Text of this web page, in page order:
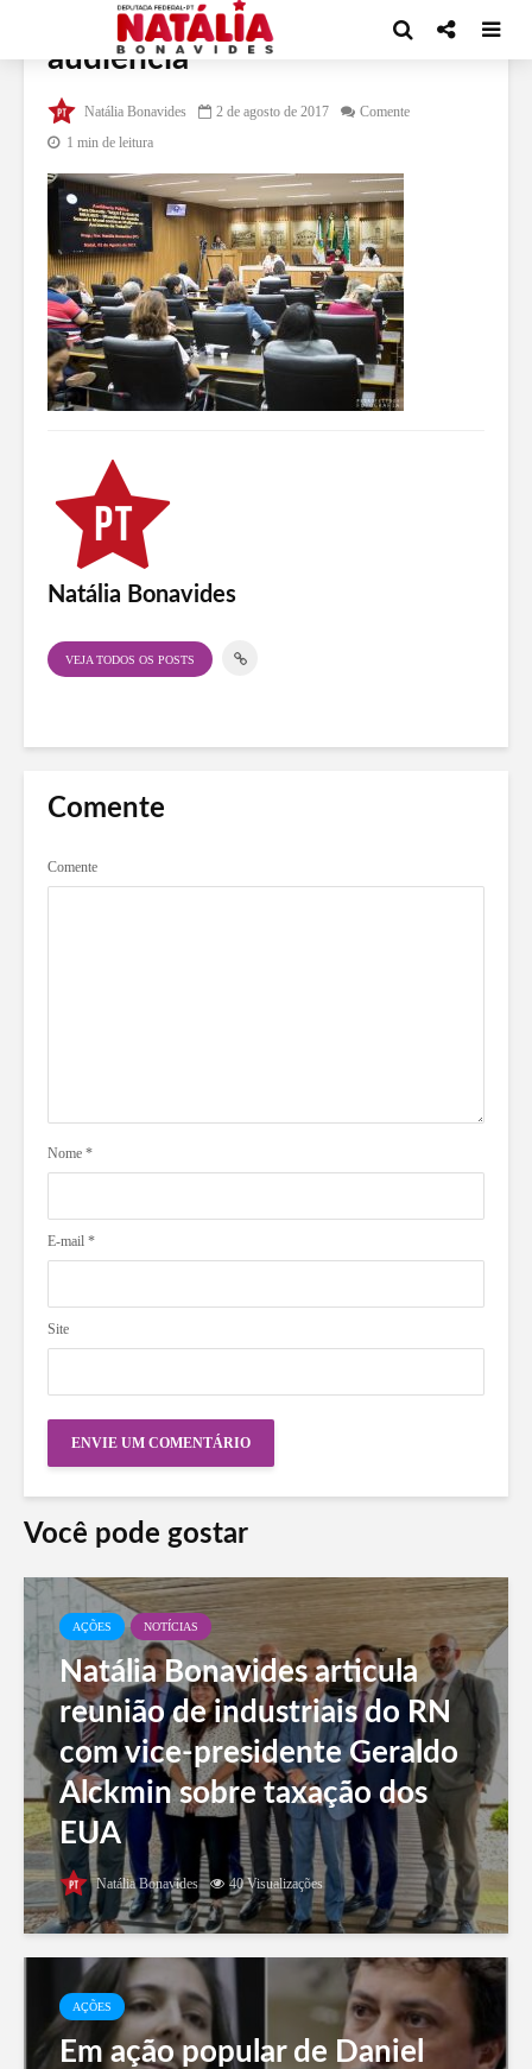
audiencia
Natália Bonavides 2 de agosto de 2017
Comente
1 min de leitura
Natália Bonavides
VEJA TODOS OS POSTS
Comente
Comente
Nome *
E-mail *
Site
Você pode gostar
AÇÕES NOTÍCIAS
Natália Bonavides articula
reunião de industriais do RN
com vice-presidente Geraldo
Alckmin sobre taxação dos
EUA
Natália Bonavides 40 Visualizações
AÇÕES
Em ação popular de Daniel